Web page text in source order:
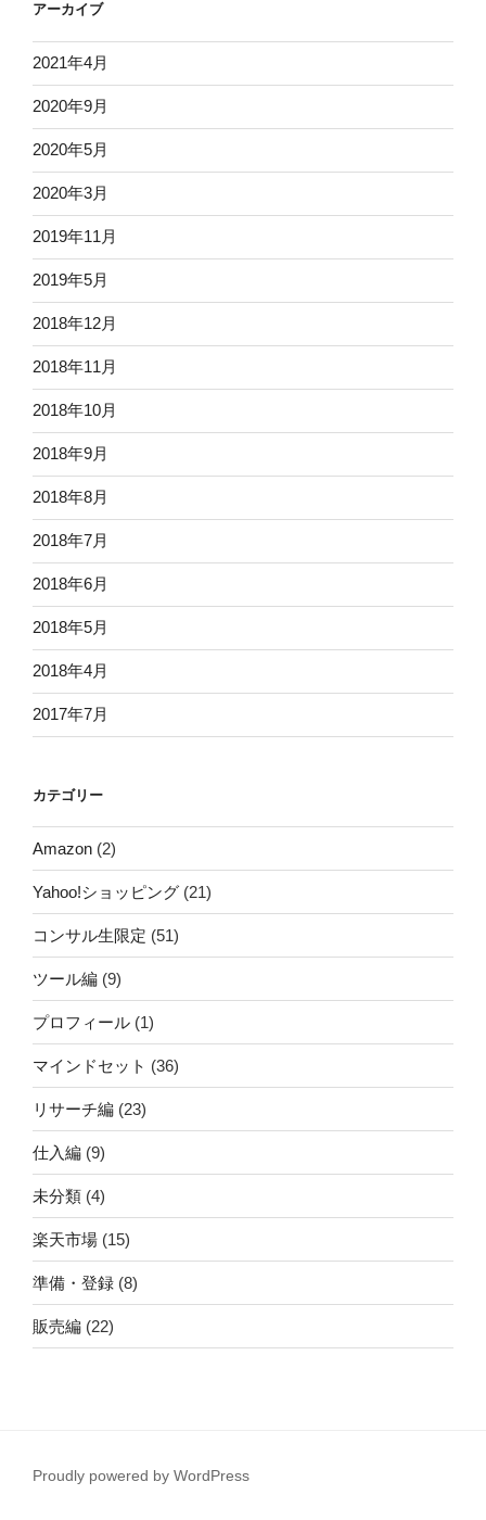
アーカイブ
2021年4月
2020年9月
2020年5月
2020年3月
2019年11月
2019年5月
2018年12月
2018年11月
2018年10月
2018年9月
2018年8月
2018年7月
2018年6月
2018年5月
2018年4月
2017年7月
カテゴリー
Amazon (2)
Yahoo!ショッピング (21)
コンサル生限定 (51)
ツール編 (9)
プロフィール (1)
マインドセット (36)
リサーチ編 (23)
仕入編 (9)
未分類 (4)
楽天市場 (15)
準備・登録 (8)
販売編 (22)
Proudly powered by WordPress